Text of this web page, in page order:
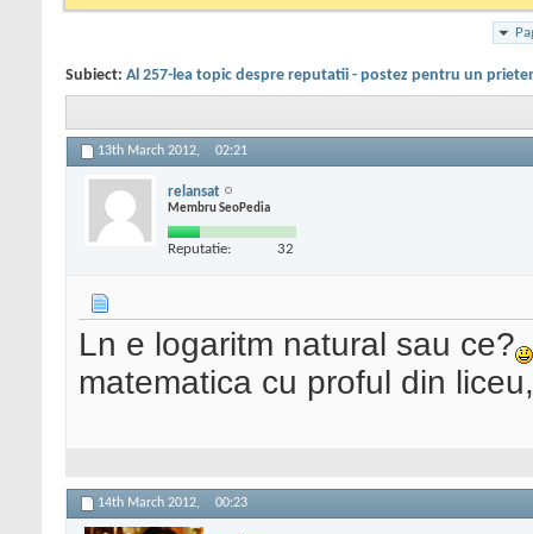
Subiect: Al 257-lea topic despre reputatii - postez pentru un
13th March 2012, 02:21
relansat
Membru SeoPedia
Reputatie: 32
Ln e logaritm natural sau ce?
matematica cu proful din
14th March 2012, 00:23